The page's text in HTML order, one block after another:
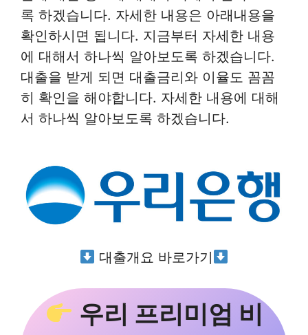
록 하겠습니다. 자세한 내용은 아래내용을
확인하시면 됩니다. 지금부터 자세한 내용
에 대해서 하나씩 알아보도록 하겠습니다.
대출을 받게 되면 대출금리와 이율도 꼼꼼
히 확인을 해야합니다. 자세한 내용에 대해
서 하나씩 알아보도록 하겠습니다.
대출개요 바로가기
우리 프리미엄 비